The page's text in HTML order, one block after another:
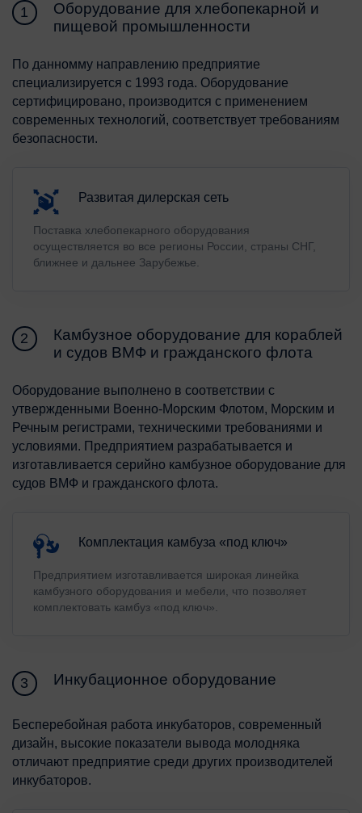
1
Оборудование для хлебопекарной и
пищевой промышленности
По данномму направлению предприятие
специализируется с 1993 года. Оборудование
сертифицировано, производится с применением
современных технологий, соответствует требованиям
безопасности.
Развитая дилерская сеть
Поставка хлебопекарного оборудования
осуществляется во все регионы России, страны СНГ,
ближнее и дальнее Зарубежье.
2
Камбузное оборудование для кораблей
и судов ВМФ и гражданского флота
Оборудование выполнено в соответствии с
утвержденными Военно-Морским Флотом, Морским и
Речным регистрами, техническими требованиями и
условиями. Предприятием разрабатывается и
изготавливается серийно камбузное оборудование для
судов ВМФ и гражданского флота.
Комплектация камбуза «под ключ»
Предприятием изготавливается широкая линейка
камбузного оборудования и мебели, что позволяет
комплектовать камбуз «под ключ».
3 Инкубационное оборудование
Бесперебойная работа инкубаторов, современный
дизайн, высокие показатели вывода молодняка
отличают предприятие среди других производителей
инкубаторов.